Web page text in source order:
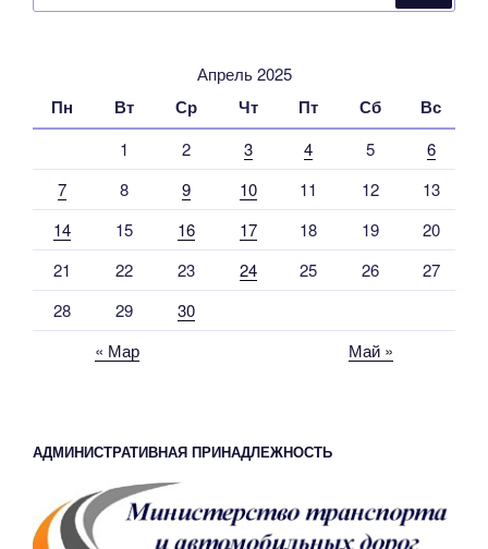
Апрель 2025
Пн Вт Ср Чт Пт Сб Вс
1 2 3 4 5
6
7
8 9 10 11 12
13
14
15 16 17 18 19
20
21
22 23 24 25 26
27
28
29
30
« Мар
Май »
АДМИНИСТРАТИВНАЯ ПРИНАДЛЕЖНОСТЬ